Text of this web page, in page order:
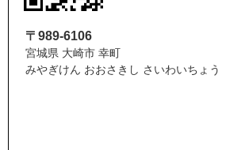
〒989-6106
宮城県 大崎市 幸町
みやぎけん おおさきし さいわいちょう